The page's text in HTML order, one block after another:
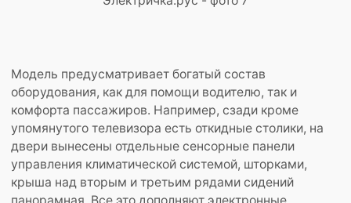
Модель предусматривает богатый состав
оборудования, как для помощи водителю, так и
комфорта пассажиров. Например, сзади кроме
упомянутого телевизора есть откидные столики, на
двери вынесены отдельные сенсорные панели
управления климатической системой, шторками,
крыша над вторым и третьим рядами сидений
панорамная. Все это дополняют электронные